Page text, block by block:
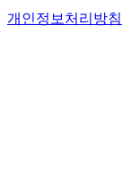
개인정보처리방침